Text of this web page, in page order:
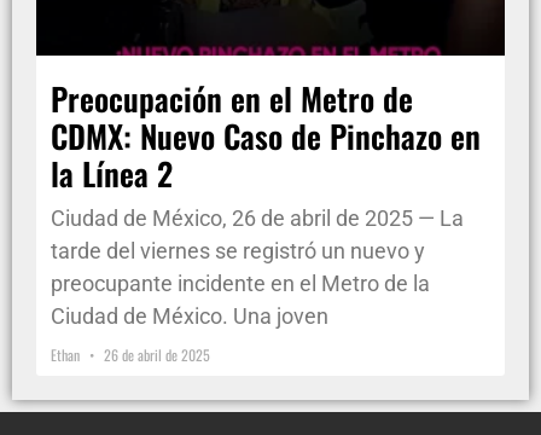
Preocupación en el Metro de
CDMX: Nuevo Caso de Pinchazo en
la Línea 2
Ciudad de México, 26 de abril de 2025 — La
tarde del viernes se registró un nuevo y
preocupante incidente en el Metro de la
Ciudad de México. Una joven
Ethan 26 de abril de 2025